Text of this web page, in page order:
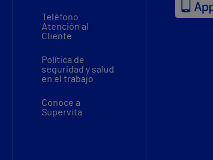
Teléfono
Atención al
Cliente
Política de
seguridad y salud
en el trabajo
Conoce a
Supervita